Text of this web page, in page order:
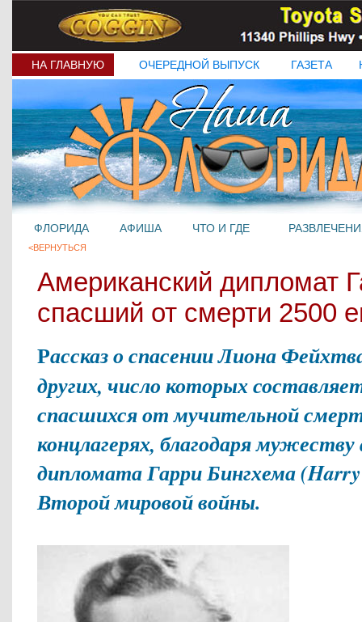
НА ГЛАВНУЮ ОЧЕРЕДНОЙ ВЫПУСК ГАЗЕТА
ФЛОРИДА АФИША ЧТО И ГДЕ
<ВЕРНУТЬСЯ
Американский дипломат
спасший от смерти 2500
Рассказ о спасении Лиона
других, число которых
спасшихся от мучительной
концлагерях, благодаря мужеству
дипломата Гарри Бингхема
Второй мировой войны.